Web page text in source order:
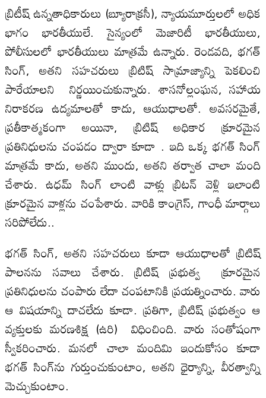
బ్రిటీష్ ఉన్నతాధికారులు (బ్యూరాక్రసీ), న్యాయమూర్తులలో అధిక
భాగం భారతీయులే. సైన్యంలో మెజారిటీ భారతీయులు,
పోలీసులలో భారతీయులు మాత్రమే ఉన్నారు. రెండవది, భగత్
సింగ్, అతని సహచరులు బ్రిటిష్ సామ్రాజ్యాన్ని పెకలించి
పారేయాలని నిర్ణయించుకున్నారు. శాసనోల్లంఘన, సహాయ
నిరాకరణ ఉద్యమాలతో కాదు, ఆయుధాలతో. అవసరమైతే,
ప్రతీకాత్మకంగా అయినా, బ్రిటిష్ అధికార క్రూరమైన
ప్రతినిధులను చంపడం ద్వారా కూడా . ఇది ఒక్క భగత్ సింగ్
మాత్రమే కాదు, అతని ముందు, అతని తర్వాత చాలా మంది
చేశారు. ఉధమ్ సింగ్ లాంటి వాళ్లు బ్రిటన్ వెళ్లి ఇలాంటి
క్రూరమైన వాళ్లను చంపేశారు. వారికి కాంగ్రెస్, గాంధీ మార్గాలు
సరిపోలేదు..
భగత్ సింగ్, అతని సహచరులు కూడా ఆయుధాలతో బ్రిటిష్
పాలనను సవాలు చేశారు. బ్రిటిష్ ప్రభుత్వ క్రూరమైన
ప్రతినిధులను చంపారు లేదా చంపటానికి ప్రయత్నించారు. వారు
ఆ విషయాన్ని దాచలేదు కూడా. ప్రతిగా, బ్రిటిష్ ప్రభుత్వం ఆ
వ్యక్తులకు మరణశిక్ష (ఉరి) విధించింది. వారు సంతోషంగా
స్వీకరించారు. మనలో చాలా మందిమి ఇందుకోసం కూడా
భగత్ సింగ్‌ను గుర్తుంచుకుంటాం, అతని ధైర్యాన్ని, వీరత్వాన్ని
మెచ్చుకుంటాం.